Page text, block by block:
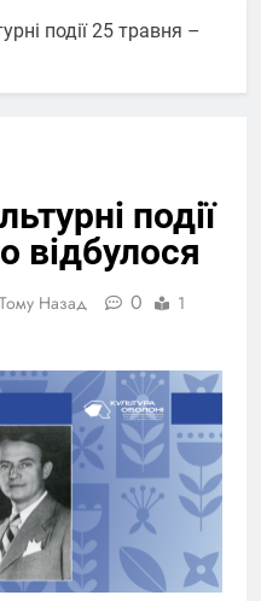
події 25 травня –
події
відбулося
Назад 0
1